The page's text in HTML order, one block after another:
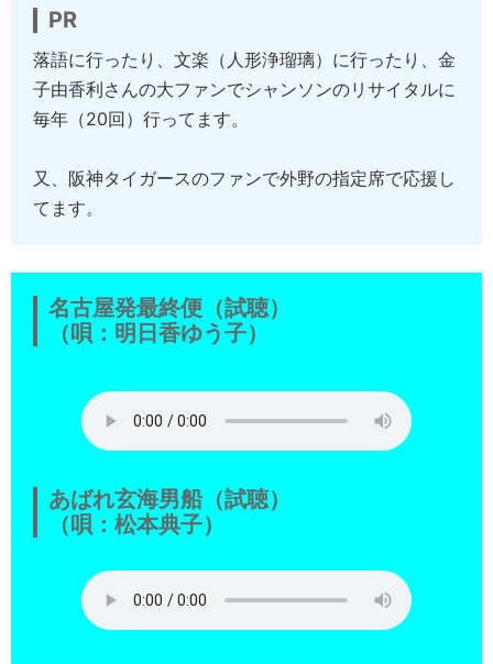
PR
落語に行ったり、文楽（人形浄瑠璃）に行ったり、金
子由香利さんの大ファンでシャンソンのリサイタルに
毎年（20回）行ってます。
又、阪神タイガースのファンで外野の指定席で応援し
てます。
名古屋発最終便（試聴）
（唄：明日香ゆう子）
あばれ玄海男船（試聴）
（唄：松本典子）